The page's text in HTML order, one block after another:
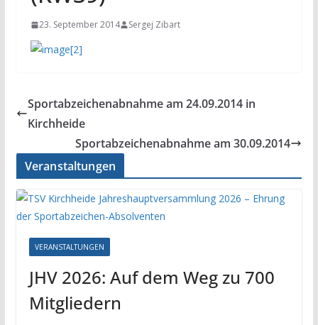
23. September 2014 Sergej Zibart
Sportabzeichenabnahme am 24.09.2014 in
Kirchheide
Sportabzeichenabnahme am 30.09.2014
Veranstaltungen
VERANSTALTUNGEN
JHV 2026: Auf dem Weg zu 700
Mitgliedern